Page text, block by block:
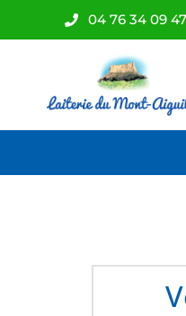
04 76 34 09 47